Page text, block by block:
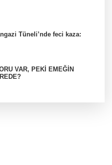
Tüneli’nde feci kaza:
VAR, PEKİ EMEĞİN